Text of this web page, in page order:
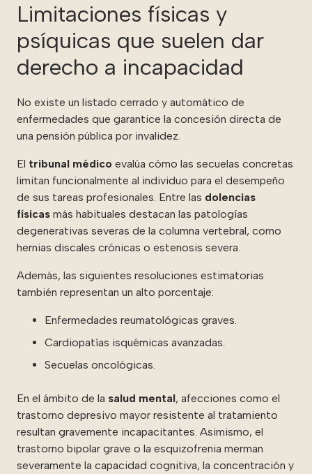
Limitaciones físicas y
psíquicas que suelen dar
derecho a incapacidad
No existe un listado cerrado y automático de
enfermedades que garantice la concesión directa de
una pensión pública por invalidez.
El tribunal médico evalúa cómo las secuelas concretas
limitan funcionalmente al individuo para el desempeño
de sus tareas profesionales. Entre las dolencias
físicas más habituales destacan las patologías
degenerativas severas de la columna vertebral, como
hernias discales crónicas o estenosis severa.
Además, las siguientes resoluciones estimatorias
también representan un alto porcentaje:
Enfermedades reumatológicas graves.
Cardiopatías isquémicas avanzadas.
Secuelas oncológicas.
En el ámbito de la salud mental, afecciones como el
trastorno depresivo mayor resistente al tratamiento
resultan gravemente incapacitantes. Asimismo, el
trastorno bipolar grave o la esquizofrenia merman
severamente la capacidad cognitiva, la concentración y